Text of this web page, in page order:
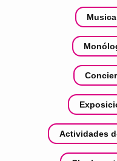
Actividades